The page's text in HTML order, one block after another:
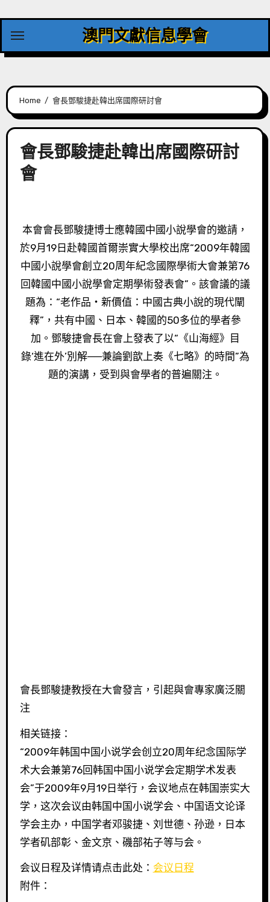
content
澳門文獻信息學會
Home 會長鄧駿捷赴韓出席國際研討會
會長鄧駿捷赴韓出席國際研討
會
本會會長鄧駿捷博士應韓國中國小說學會的邀請，
於9月19日赴韓國首爾崇實大學校出席“2009年韓國
中國小說學會創立20周年紀念國際學術大會兼第76
回韓國中國小說學會定期學術發表會”。該會議的議
題為：“老作品‧新價值：中國古典小說的現代闡
釋”，共有中國、日本、韓國的50多位的學者參
加。鄧駿捷會長在會上發表了以“《山海經》目
錄‘進在外’別解──兼論劉歆上奏《七略》的時間”為
題的演講，受到與會學者的普遍關注。
會長鄧駿捷教授在大會發言，引起與會專家廣泛關
注
相关链接：
“2009年韩国中国小说学会创立20周年纪念国际学
术大会兼第76回韩国中国小说学会定期学术发表
会”于2009年9月19日举行，会议地点在韩国崇实大
学，这次会议由韩国中国小说学会、中国语文论译
学会主办，中国学者邓骏捷、刘世德、孙逊，日本
学者矶部彰、金文京、磯部祐子等与会。
会议日程及详情请点击此处： 会议日程
附件：